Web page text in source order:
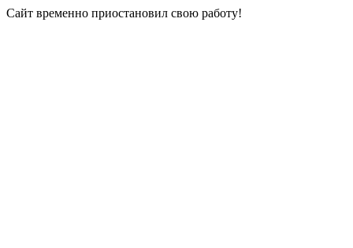
Сайт временно приостановил свою работу!